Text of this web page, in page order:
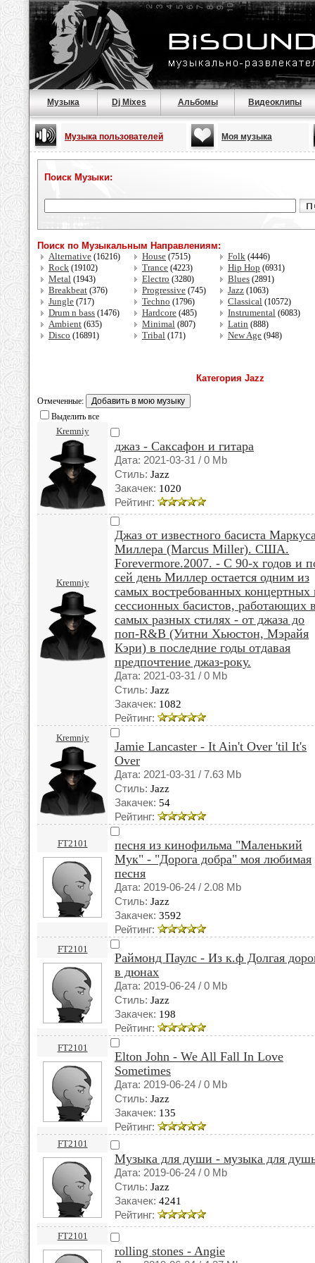
Музыка Dj Mixes Альбомы Видеоклипы
Музыка пользователей Моя музыка
Поиск Музыки:
Поиск по Музыкальным Направлениям:
Alternative (16216) House (7515) Folk (4446)
Rock (19102) Trance (4223) Hip Hop (6931)
Metal (1943) Electro (3280) Blues (2891)
Breakbeat (376) Progressive (745) Jazz (1063)
Jungle (717) Techno (1796) Classical (10572)
Drum n bass (1476) Hardcore (485) Instrumental (6083)
Ambient (635) Minimal (807) Latin (888)
Disco (16891) Tribal (171) New Age (948)
Категория Jazz
Отмеченные:
Выделить все
Kremniy
джаз - Саксафон и гитара
Дата: 2021-03-31 / 0 Mb
Стиль: Jazz
Закачек: 1020
Рейтинг:
Kremniy
Джаз от известного басиста
Миллера (Marcus Miller). США.
Forevermore.2007. - С 90-х годов и
сей день Миллер остается одним из
самых востребованных концертных
сессионных басистов, работающих
самых разных стилях - от джаза до
поп-R&B (Уитни Хьюстон, Мэрайя
Кэри) в последние годы отдавая
предпочтение джаз-року.
Дата: 2021-03-31 / 0 Mb
Стиль: Jazz
Закачек: 1082
Рейтинг:
Kremniy
Jamie Lancaster - It Ain't Over 'til It's
Over
Дата: 2021-03-31 / 7.63 Mb
Стиль: Jazz
Закачек: 54
Рейтинг:
FT2101
песня из кинофильма "Маленький
Мук" - "Дорога добра" моя любимая
песня
Дата: 2019-06-24 / 2.08 Mb
Стиль: Jazz
Закачек: 3592
Рейтинг:
FT2101
Раймонд Паулс - Из к.ф Долгая
в дюнах
Дата: 2019-06-24 / 0 Mb
Стиль: Jazz
Закачек: 198
Рейтинг:
FT2101
Elton John - We All Fall In Love
Sometimes
Дата: 2019-06-24 / 0 Mb
Стиль: Jazz
Закачек: 135
Рейтинг:
FT2101
Музыка для души - музыка для
Дата: 2019-06-24 / 0 Mb
Стиль: Jazz
Закачек: 4241
Рейтинг:
FT2101
rolling stones - Angie